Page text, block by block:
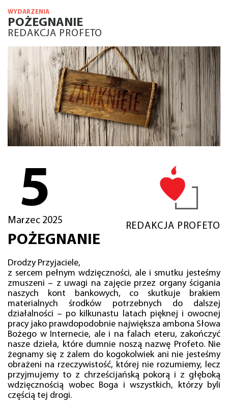
WYDARZENIA
POŻEGNANIE
REDAKCJA PROFETO
5
Marzec 2025
REDAKCJA PROFETO
POŻEGNANIE
Drodzy Przyjaciele,
z sercem pełnym wdzięczności, ale i smutku jesteśmy
zmuszeni – z uwagi na zajęcie przez organy ścigania
naszych kont bankowych, co skutkuje brakiem
materialnych środków potrzebnych do dalszej
działalności – po kilkunastu latach pięknej i owocnej
pracy jako prawdopodobnie największa ambona Słowa
Bożego w Internecie, ale i na falach eteru, zakończyć
nasze dzieła, które dumnie noszą nazwę Profeto. Nie
żegnamy się z żalem do kogokolwiek ani nie jesteśmy
obrażeni na rzeczywistość, której nie rozumiemy, lecz
przyjmujemy to z chrześcijańską pokorą i z głęboką
wdzięcznością wobec Boga i wszystkich, którzy byli
częścią tej drogi.